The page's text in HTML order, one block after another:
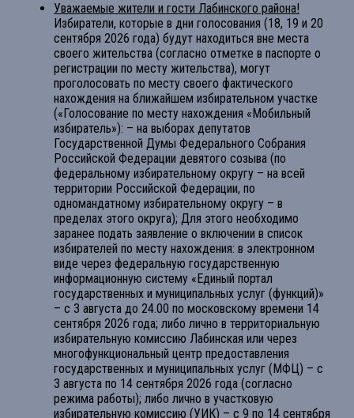
Уважаемые жители и гости Лабинского района!
Избиратели, которые в дни голосования (18, 19 и 20
сентября 2026 года) будут находиться вне места
своего жительства (согласно отметке в паспорте о
регистрации по месту жительства), могут
проголосовать по месту своего фактического
нахождения на ближайшем избирательном участке
(«Голосование по месту нахождения «Мобильный
избиратель»): – на выборах депутатов
Государственной Думы Федерального Собрания
Российской Федерации девятого созыва (по
федеральному избирательному округу – на всей
территории Российской Федерации, по
одномандатному избирательному округу – в
пределах этого округа); Для этого необходимо
заранее подать заявление о включении в список
избирателей по месту нахождения: в электронном
виде через федеральную государственную
информационную систему «Единый портал
государственных и муниципальных услуг (функций)»
– с 3 августа до 24.00 по московскому времени 14
сентября 2026 года; либо лично в территориальную
избирательную комиссию Лабинская или через
многофункциональный центр предоставления
государственных и муниципальных услуг (МФЦ) – с
3 августа по 14 сентября 2026 года (согласно
режима работы); либо лично в участковую
избирательную комиссию (УИК) – с 9 по 14 сентября